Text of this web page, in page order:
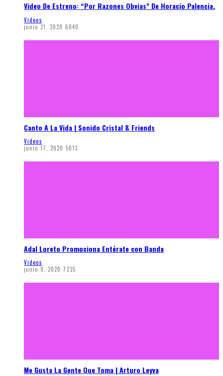
Video De Estreno: “Por Razones Obvias” De Horacio Palencia.
Videos
junio 21, 2020 6040
Canto A La Vida | Sonido Cristal & Friends
Videos
junio 17, 2020 5013
Adal Loreto Promociona Entérate con Banda
Videos
junio 9, 2020 7235
Me Gusta La Gente Que Toma | Arturo Leyva